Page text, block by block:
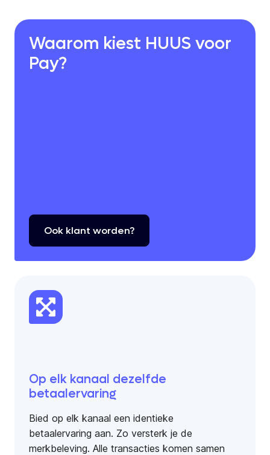
Waarom kiest HUUS voor
Pay?
Ook klant worden?
Op elk kanaal dezelfde
betaalervaring
Bied op elk kanaal een identieke
betaalervaring aan. Zo versterk je de
merkbeleving. Alle transacties komen samen